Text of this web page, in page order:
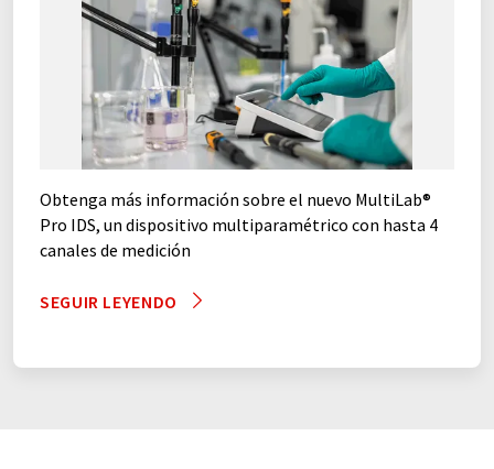
electrodos de proceso
Electrodos de Referencia
electrodos ion-selectivos electrodos redox
enfriadores de flujos espectrómetros
espectrómetros UV/VIS
espectrofotómetros
Obtenga más información sobre el nuevo MultiLab®
Pro IDS, un dispositivo multiparamétrico con hasta 4
canales de medición
SEGUIR LEYENDO